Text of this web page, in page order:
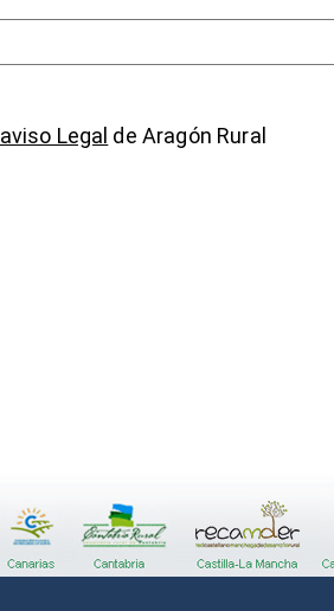
aviso Legal de Aragón Rural